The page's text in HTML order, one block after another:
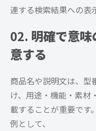
連する検索結果への表
02. 明確で意
意する
商品名や説明文は、型
け、用途・機能・素材
載することが重要です。
例として、